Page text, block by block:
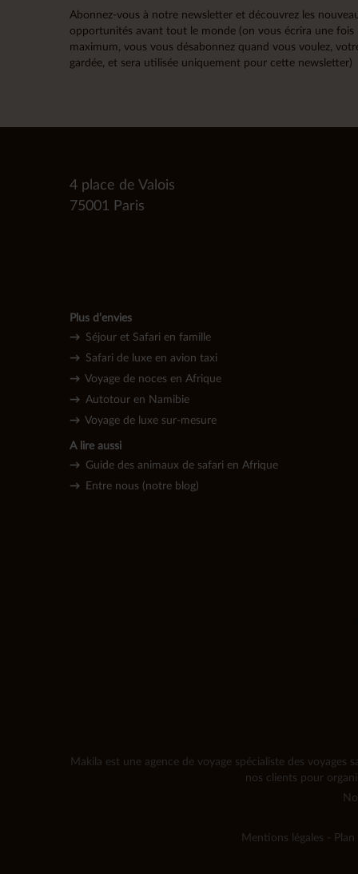
Abonnez-vous à notre newsletter et découvrez les
opportunités avant tout le monde (on vous écrira une fois
maximum, vous vous désabonnez quand vous voulez,
gardée, et sera utilisée uniquement pour cette newsletter)
4 place de Valois
75001 Paris
Plus d’envies
→ Séjour et Safari en famille
→ Safari de luxe en avion taxi
→ Voyage de noces en Afrique
→ Autotour en Namibie
→ Voyage de l uxe sur-mesure
A lire aussi
→ Guide des animaux de safari en Afrique
→
Entre nous (notre blog)
Makila est une agence de voyage spécialiste des
nos clients pour
Mentions légales -